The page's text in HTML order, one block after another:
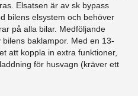
Elsatsen är av sk bypass
bilens elsystem och behöver
på alla bilar. Medföljande
baklampor. Med en 13-
att koppla in extra funktioner,
för husvagn (kräver ett